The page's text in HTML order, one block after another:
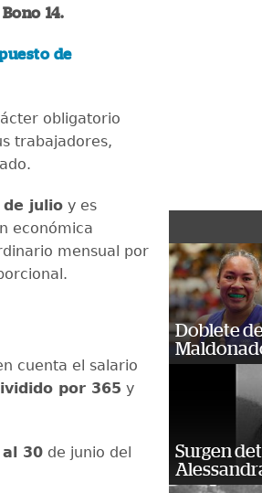
14.
de
obligatorio
trabajadores,
julio y es
económica
mensual por
cuenta el salario
por 365 y
30 de junio del
Doblete
Surgen